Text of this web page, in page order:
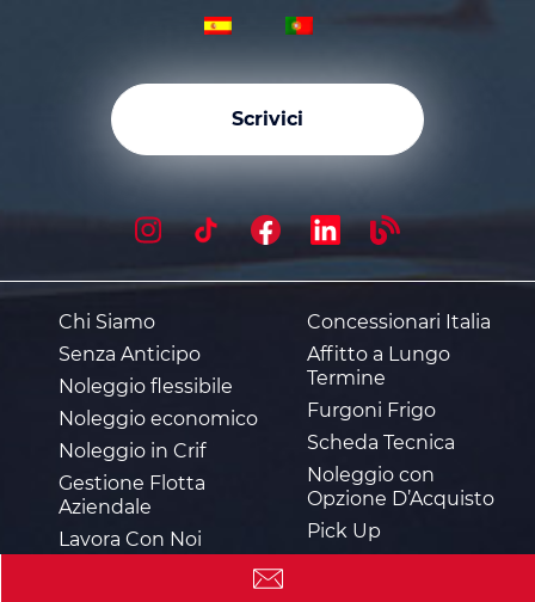
Scrivici
Chi Siamo
Senza Anticipo
Noleggio flessibile
Noleggio economico
Noleggio in Crif
Gestione Flotta
Aziendale
Lavora Con Noi
Concessionari Italia
Affitto a Lungo
Termine
Furgoni Frigo
Scheda Tecnica
Noleggio con
Opzione D’Acquisto
Pick Up